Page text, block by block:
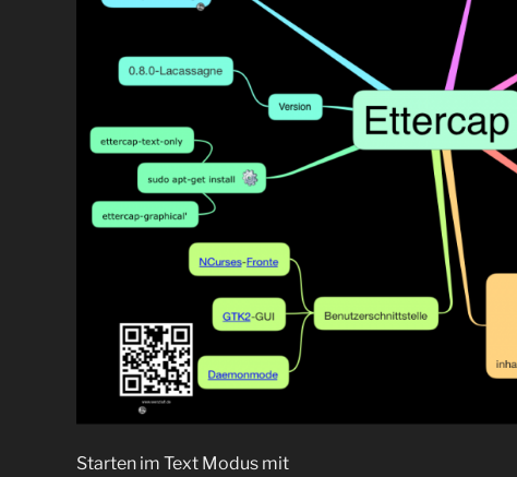
Starten im Text Modus mit